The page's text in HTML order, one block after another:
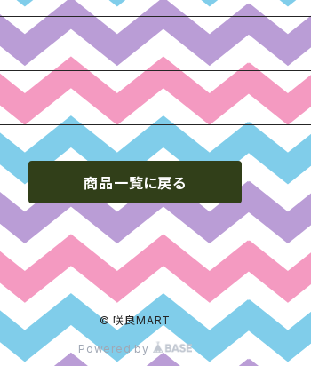
商品一覧に戻る
© 咲良MART
Powered by